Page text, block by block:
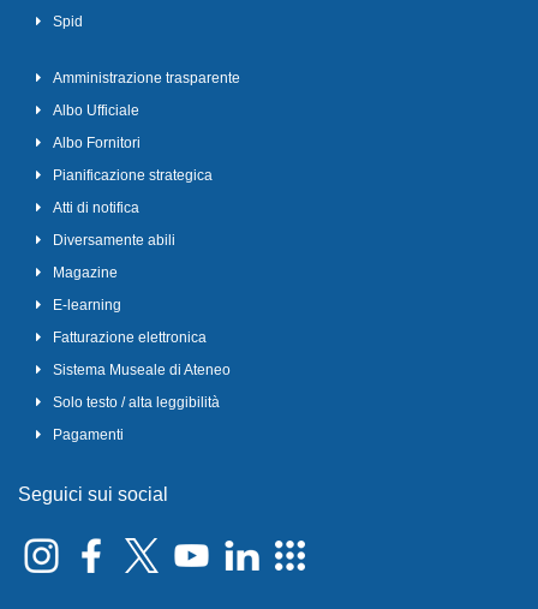
Spid
Amministrazione trasparente
Albo Ufficiale
Albo Fornitori
Pianificazione strategica
Atti di notifica
Diversamente abili
Magazine
E-learning
Fatturazione elettronica
Sistema Museale di Ateneo
Solo testo / alta leggibilità
Pagamenti
Seguici sui social